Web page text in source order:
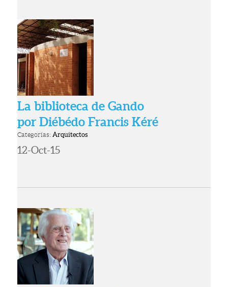
La biblioteca de Gando
por Diébédo Francis Kéré
Categorías:Arquitectos
12-Oct-15